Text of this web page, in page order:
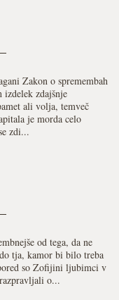
Zakon o spremembah
izdelek zdajšnje
ali volja, temveč
je morda celo
zdi...
od tega, da ne
tja, kamor bi bilo treba
so Zofijini ljubimci v
o...